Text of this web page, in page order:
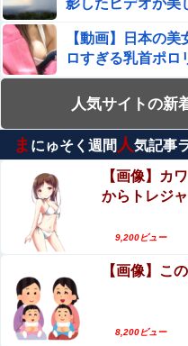
(ヽ^ん^) 「20万もするゲ
間後「お届け物でーす」
中川安奈アナ、ピタピタニ
※もしもマチュの撃った銃
どうなっていた？他
【画像】 この「着圧レギ
と話題に
【画像】「
時間閉じ込められるなら誰
【画像】ギャル「妹の豊
【九州名物】鶏刺し食べ
【動画】日本の
ロすぎる乳首ポロ
エロ漫画『童貞卒
甘々筆おろし』
む方法│三毛猫飯
【閲覧注意】部族
絶対にその地に
青山ひかる、濡れ
ンを突撃させるウ
【動画】ゴルフ中
打たれる事故。
人気サイトの新
ま にゅそく週間 人気記事
【画像】カ
からトレジ
9,200ビュー
【画像】こ
8,200ビュー